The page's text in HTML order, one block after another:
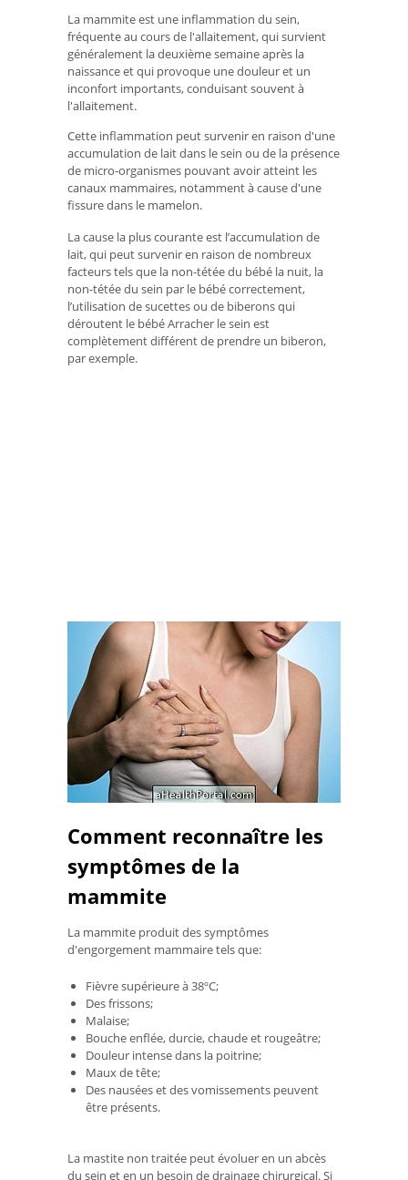
La mammite est une inflammation du sein,
fréquente au cours de l'allaitement, qui survient
généralement la deuxième semaine après la
naissance et qui provoque une douleur et un
inconfort importants, conduisant souvent à
l'allaitement.
Cette inflammation peut survenir en raison d'une
accumulation de lait dans le sein ou de la présence
de micro-organismes pouvant avoir atteint les
canaux mammaires, notamment à cause d'une
fissure dans le mamelon.
La cause la plus courante est l’accumulation de
lait, qui peut survenir en raison de nombreux
facteurs tels que la non-tétée du bébé la nuit, la
non-tétée du sein par le bébé correctement,
l’utilisation de sucettes ou de biberons qui
déroutent le bébé Arracher le sein est
complètement différent de prendre un biberon,
par exemple.
Comment reconnaître les
symptômes de la
mammite
La mammite produit des symptômes
d'engorgement mammaire tels que:
Fièvre supérieure à 38ºC;
Des frissons;
Malaise;
Bouche enflée, durcie, chaude et rougeâtre;
Douleur intense dans la poitrine;
Maux de tête;
Des nausées et des vomissements peuvent
être présents.
La mastite non traitée peut évoluer en un abcès
du sein et en un besoin de drainage chirurgical. Si